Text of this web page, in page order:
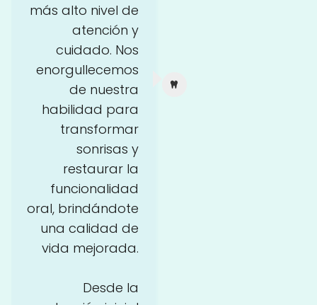
más alto nivel de
atención y
cuidado. Nos
enorgullecemos
de nuestra
habilidad para
transformar
sonrisas y
restaurar la
funcionalidad
oral, brindándote
una calidad de
vida mejorada.
Desde la